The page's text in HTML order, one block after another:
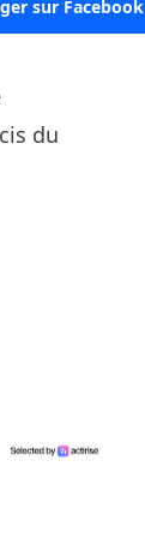
sur Facebook
du